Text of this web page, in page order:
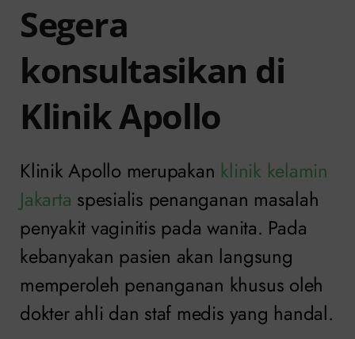
Segera
konsultasikan di
Klinik Apollo
Klinik Apollo merupakan klinik kelamin
Jakarta spesialis penanganan masalah
penyakit vaginitis pada wanita. Pada
kebanyakan pasien akan langsung
memperoleh penanganan khusus oleh
dokter ahli dan staf medis yang handal.